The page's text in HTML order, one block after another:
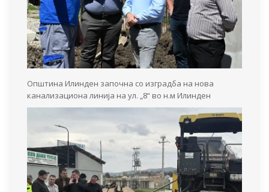
Општина Илинден започна со изградба на нова
канализациона линија на ул. „8“ во н.м Илинден